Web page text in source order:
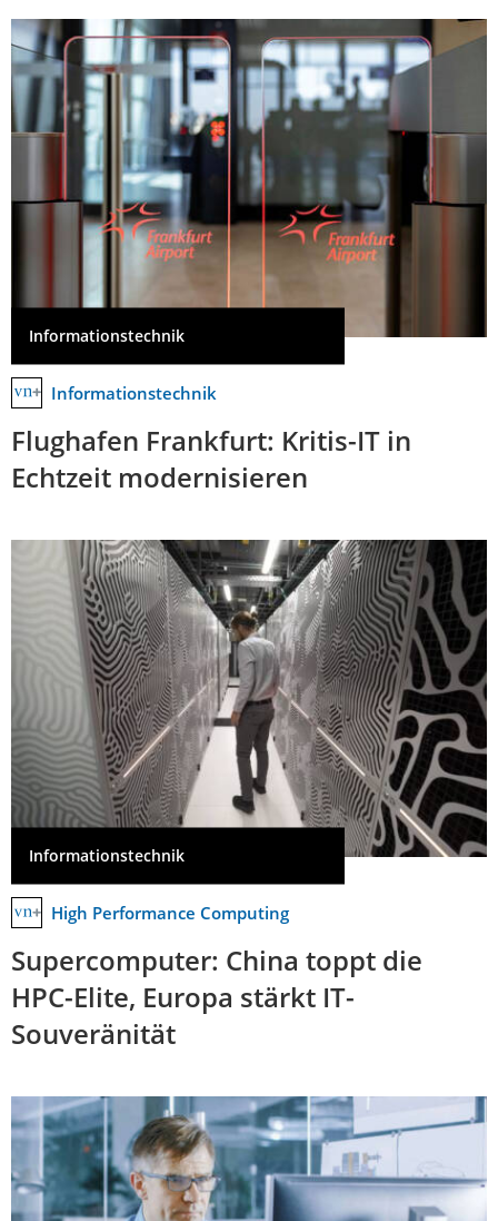
Informationstechnik
Informationstechnik
Flughafen Frankfurt: Kritis-IT in
Echtzeit modernisieren
Informationstechnik
High Performance Computing
Supercomputer: China toppt die
HPC-Elite, Europa stärkt IT-
Souveränität